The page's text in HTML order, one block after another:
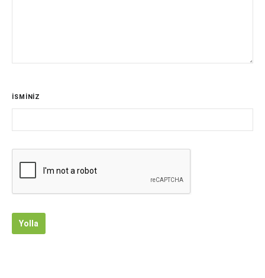
İSMİNİZ
Yolla